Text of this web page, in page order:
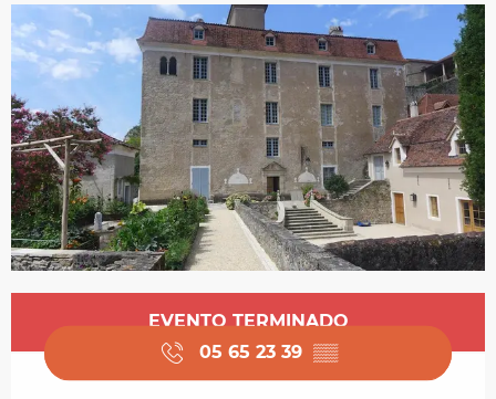
Horarios y datos de contacto
EVENTO TERMINADO
05 65 23 39 ▒▒